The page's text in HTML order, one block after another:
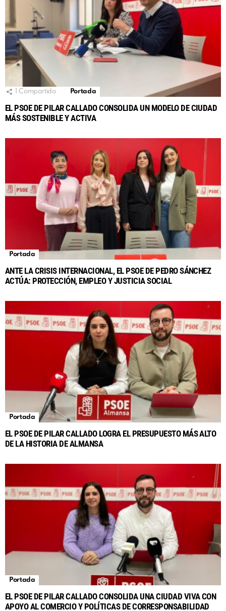
Compartido Portada
EL PSOE DE PILAR CALLADO CONSOLIDA UN MODELO DE CIUDAD
MÁS SOSTENIBLE Y ACTIVA
Portada
ANTE LA CRISIS INTERNACIONAL, EL PSOE DE PEDRO SÁNCHEZ
ACTÚA: PROTECCIÓN, EMPLEO Y JUSTICIA SOCIAL
Portada
EL PSOE DE PILAR CALLADO LOGRA EL PRESUPUESTO MÁS ALTO
DE LA HISTORIA DE ALMANSA
Portada
EL PSOE DE PILAR CALLADO CONSOLIDA UNA CIUDAD VIVA CON
APOYO AL COMERCIO Y POLÍTICAS DE CORRESPONSABILIDAD